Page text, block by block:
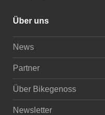
Über uns
News
Partner
Über Bikegenoss
Newsletter